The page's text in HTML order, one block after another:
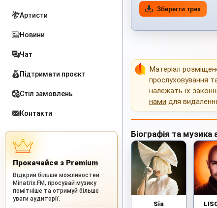
Артисти
Новини
Чат
Підтримати проєкт
Стіл замовлень
Контакти
Прокачайся з Premium
Відкрий більше можливостей
Minatrix.FM, просувай музику
помітніше та отримуй більше
уваги аудиторії.
Зберегти трек
Матеріал
прослуховування
належать їх
нами для
Біографія та музика
Sia